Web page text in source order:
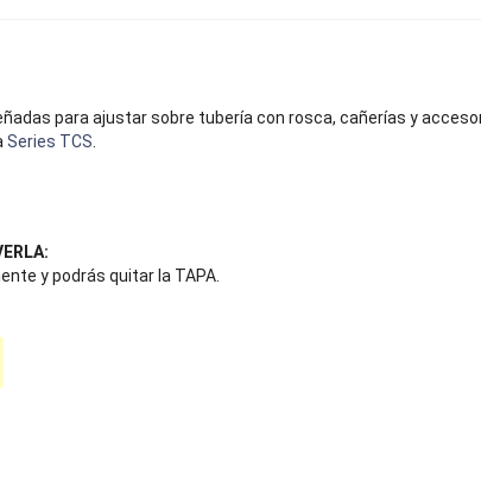
para ajustar sobre tubería con rosca, cañerías y
Series TCS
y podrás quitar la TAPA.